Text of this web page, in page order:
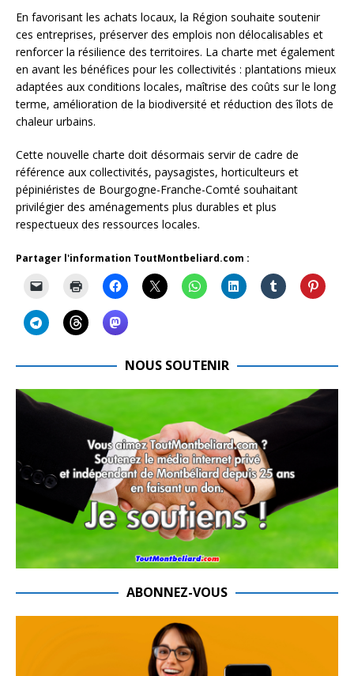
En favorisant les achats locaux, la Région souhaite soutenir
ces entreprises, préserver des emplois non délocalisables et
renforcer la résilience des territoires. La charte met également
en avant les bénéfices pour les collectivités : plantations mieux
adaptées aux conditions locales, maîtrise des coûts sur le long
terme, amélioration de la biodiversité et réduction des îlots de
chaleur urbains.
Cette nouvelle charte doit désormais servir de cadre de
référence aux collectivités, paysagistes, horticulteurs et
pépiniéristes de Bourgogne-Franche-Comté souhaitant
privilégier des aménagements plus durables et plus
respectueux des ressources locales.
Partager l'information ToutMontbeliard.com :
NOUS SOUTENIR
ABONNEZ-VOUS